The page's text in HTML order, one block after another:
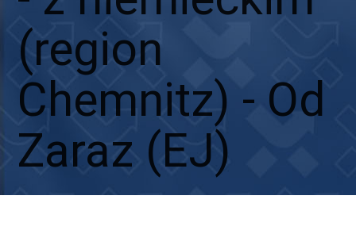
(region
Chemnitz) - Od
Zaraz (EJ)